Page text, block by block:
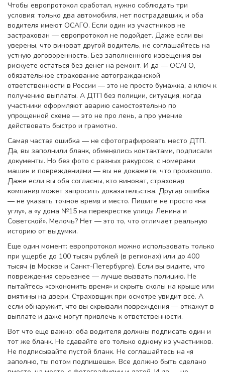
Чтобы европротокол сработал, нужно соблюдать три
условия: только два автомобиля, нет пострадавших, и оба
водителя имеют ОСАГО. Если один из участников не
застрахован — европротокол не подойдет. Даже если вы
уверены, что виноват другой водитель, не соглашайтесь на
устную договоренность. Без заполненного извещения вы
рискуете остаться без денег на ремонт. И да — ОСАГО,
обязательное страхование автогражданской
ответственности в России — это не просто бумажка, а ключ к
получению выплаты. А ДТП без полиции, ситуация, когда
участники оформляют аварию самостоятельно по
упрощенной схеме — это не про лень, а про умение
действовать быстро и грамотно.
Самая частая ошибка — не сфотографировать место ДТП.
Да, вы заполнили бланк, обменялись контактами, подписали
документы. Но без фото с разных ракурсов, с номерами
машин и повреждениями — вы не докажете, что произошло.
Даже если вы оба согласны, кто виноват, страховая
компания может запросить доказательства. Другая ошибка
— не указать точное время и место. Пишите не просто «на
углу», а «у дома №15 на перекрестке улицы Ленина и
Советской». Мелочь? Нет — это то, что отличает реальную
историю от выдумки.
Еще один момент: европротокол можно использовать только
при ущербе до 100 тысяч рублей (в регионах) или до 400
тысяч (в Москве и Санкт-Петербурге). Если вы видите, что
повреждения серьезнее — лучше вызвать полицию. Не
пытайтесь «сэкономить время» и скрыть сколы на крыше или
вмятины на двери. Страховщик при осмотре увидит всё. А
если обнаружит, что вы скрывали повреждения — откажут в
выплате и даже могут привлечь к ответственности.
Вот что еще важно: оба водителя должны подписать один и
тот же бланк. Не сдавайте его только одному из участников.
Не подписывайте пустой бланк. Не соглашайтесь на «я
заполню, ты потом подпишешь». Все должно быть сделано